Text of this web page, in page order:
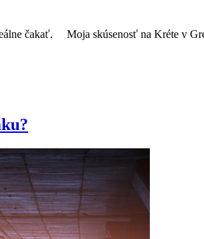
čakať. Moja skúsenosť na Kréte v